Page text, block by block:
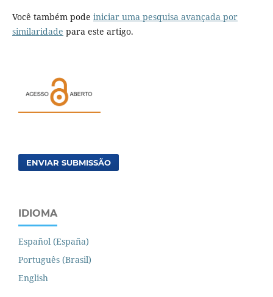
Você também pode iniciar uma pesquisa avançada por
similaridade para este artigo.
ENVIAR SUBMISSÃO
IDIOMA
Español (España)
Português (Brasil)
English